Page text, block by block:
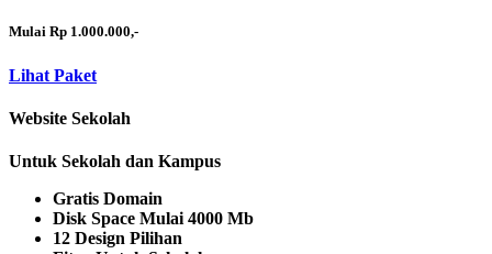
Mulai Rp 1.000.000,-
Lihat Paket
Website Sekolah
Untuk Sekolah dan Kampus
Gratis Domain
Disk Space Mulai 4000 Mb
12 Design Pilihan